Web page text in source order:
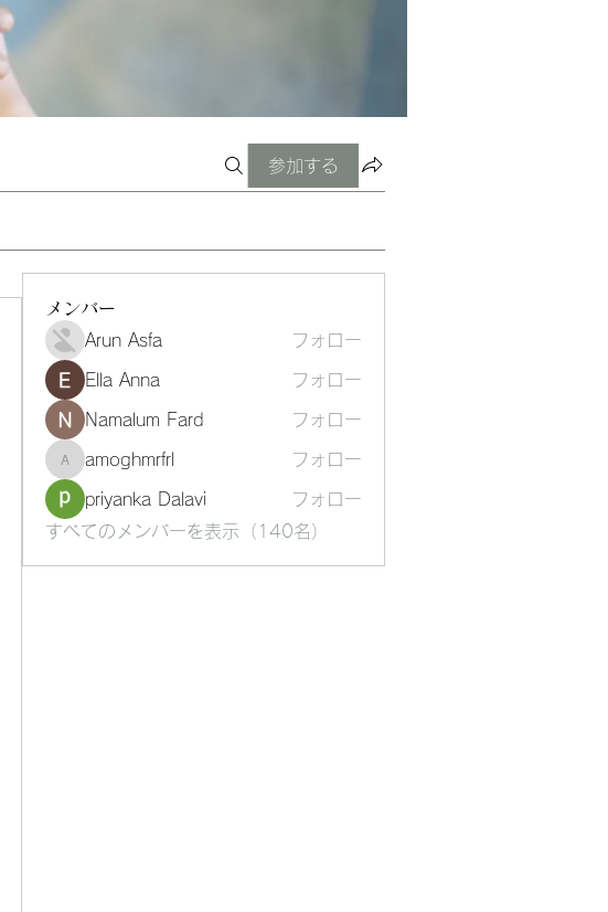
参加する
メンバー
Arun Asfa
フォロー
Ella Anna フォロー
Namalum Fard フォロー
amoghmrfrl
amoghmrfrl フォロー
priyanka Dalavi
フォロー
すべてのメンバーを表示（140名）